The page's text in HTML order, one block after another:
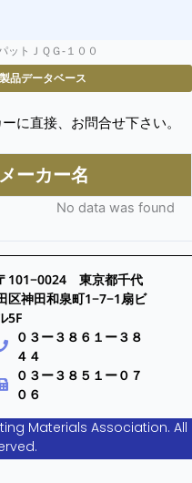
ットＪＱＧ-１００
データベース
に直接、お問合せ下さい。
メーカー名
No data was found
101−0024 東京都千代
区神田和泉町1−7−1扇ビ
5F
０３ー３８６１ー３８
４４
０３ー３８５１ー０７
０６
Materials Association. All